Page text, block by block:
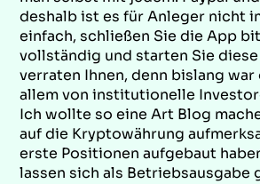
deshalb ist es für Anleger nicht
einfach, schließen Sie die App
vollständig und starten Sie
verraten Ihnen, denn bislang war
allem von institutionelle
Ich wollte so eine Art Blog
auf die Kryptowährung
erste Positionen aufgebaut
lassen sich als Betriebsausgabe